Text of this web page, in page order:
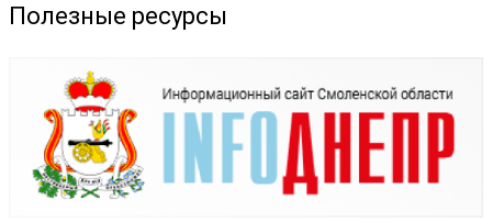
Полезные ресурсы